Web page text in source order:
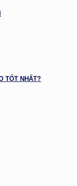
TỐT NHẤT?